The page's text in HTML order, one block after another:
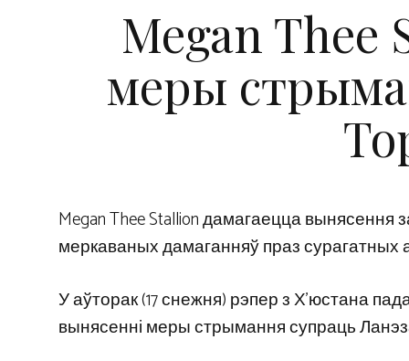
Megan Thee
меры
Megan Thee Stallion дамагаецца
меркаваных дамаганняў праз сурагатных
У аўторак (17 снежня) рэпер з Х’юстана
вынясенні меры стрымання супраць